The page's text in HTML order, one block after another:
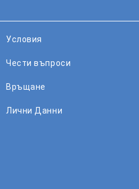
Условия
Чести въпроси
Връщане
Лични Данни